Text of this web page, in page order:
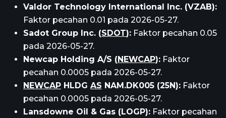
Valdor Technology International Inc. (VZAB):
Faktor pecahan 0.01 pada 2026-05-27.
Sadot Group Inc. (SDOT): Faktor pecahan 0.05
pada 2026-05-27.
Newcap Holding A/S (NEWCAP):Faktor
pecahan 0.0005 pada 2026-05-27.
NEWCAPHLDG AS NAM.DK005 (25N):Faktor
pecahan 0.0005 pada 2026-05-27.
Lansdowne Oil & Gas (LOGP): Faktor pecahan